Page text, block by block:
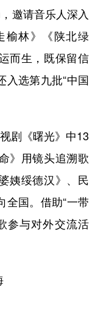
邀请音乐人深入
榆林》《陕北绿
而生，既保留信
入选第九批“中国
剧《曙光》中13
》用镜头追溯歌
姨绥德汉》、民
全国。借助“一带
参与对外交流活